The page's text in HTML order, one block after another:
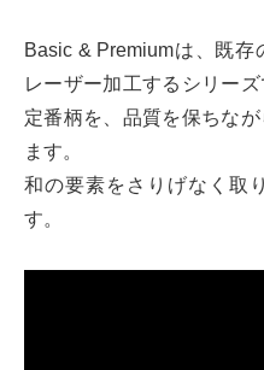
Basic & Premiumは、既
レーザー加工するシリー
定番柄を、品質を保ちな
ます。
和の要素をさりげなく取
す。